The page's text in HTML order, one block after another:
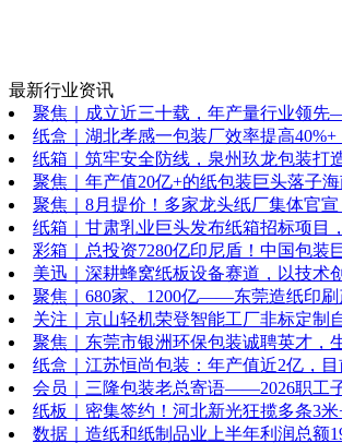
最新行业资讯
聚焦｜成立近三十载，年产量行业领
纸盒｜湖北孝感一包装厂效率提高40%+
纸箱｜筑牢安全防线，泉州玖龙包装打
聚焦｜年产值20亿+的纸包装巨头落子
聚焦｜8月提价！多家龙头纸厂集体官宣
纸箱｜甘肃乳业巨头发布纸箱招标项目
彩箱｜总投资7280亿印尼盾！中国包装
美迅｜深耕蜂窝纸板设备赛道，以技术
聚焦｜680家、1200亿——东莞造纸印刷
关注｜京山轻机荣登智能工厂非标定制
聚焦｜东莞市银洲环保包装诚聘英才，
纸盒｜江苏恒尚包装：年产值近2亿，
会员｜三隆包装老总寄语——2026职工
纸板｜密集签约！河北新光狂揽多条3米
数据｜造纸和纸制品业上半年利润总额